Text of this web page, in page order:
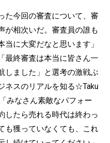
た今回の審査について、審
が相次いだ。審査員の誰も
に大変だなと思います」
最終審査は本当に皆さん一
しました」と選考の激戦ぶ
ネスのリアルを知る☆Taku
みなさん素敵なパフォー
したら売れる時代は終わっ
も獲っていなくても、これ